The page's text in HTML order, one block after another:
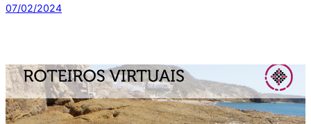
07/02/2024